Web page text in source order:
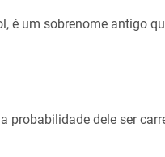
é um sobrenome antigo
probabilidade dele ser